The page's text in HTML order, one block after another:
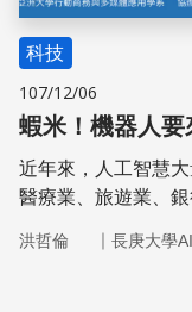
科技
107/12/06
蝦米！機器人要
近年來，人工智慧
醫療業、旅遊業、
好。
洪哲倫 ｜ 長庚大學